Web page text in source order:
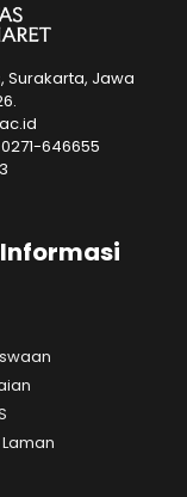
Surakarta, Jawa
646655